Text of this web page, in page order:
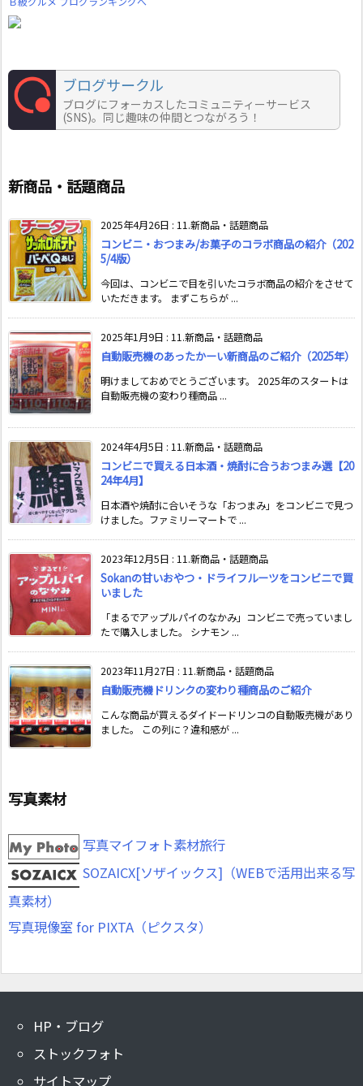
ブログサークル
ブログにフォーカスしたコミュニティーサービス
(SNS)。同じ趣味の仲間とつながろう！
新商品・話題商品
2025年4月26日 : 11.新商品・話題商品
コンビニ・おつまみ/お菓子のコラボ商品の紹介（202
5/4版）
今回は、コンビニで目を引いたコラボ商品の紹介をさせて
いただきます。 まずこちらが ...
2025年1月9日 : 11.新商品・話題商品
自動販売機のあったかーい新商品のご紹介（2025年）
明けましておめでとうございます。 2025年のスタートは
自動販売機の変わり種商品 ...
2024年4月5日 : 11.新商品・話題商品
コンビニで買える日本酒・焼酎に合うおつまみ選【20
24年4月】
日本酒や焼酎に合いそうな「おつまみ」をコンビニで見つ
けました。ファミリーマートで ...
2023年12月5日 : 11.新商品・話題商品
Sokanの甘いおやつ・ドライフルーツをコンビニで買
いました
「まるでアップルパイのなかみ」コンビニで売っていまし
たで購入しました。 シナモン ...
2023年11月27日 : 11.新商品・話題商品
自動販売機ドリンクの変わり種商品のご紹介
こんな商品が買えるダイドードリンコの自動販売機があり
ました。 この列に？違和感が ...
写真素材
写真マイフォト素材旅行
SOZAICX[ソザイックス]（WEBで活用出来る写
真素材）
写真現像室 for PIXTA（ピクスタ）
HP・ブログ
ストックフォト
サイトマップ